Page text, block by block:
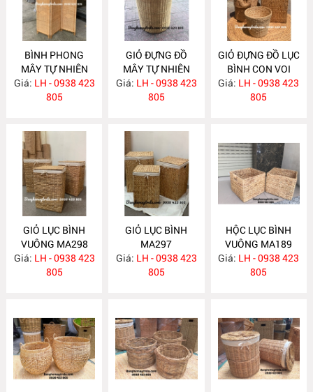
BÌNH PHONG
MÂY TỰ NHIÊN
ĐAN KÍN MA394
Giá: LH - 0938 423
805
GIỎ ĐỰNG ĐỒ
MÂY TỰ NHIÊN
MA393
Giá: LH - 0938 423
805
GIỎ ĐỰNG ĐỒ LỤC
BÌNH CON VOI
MA389
Giá: LH - 0938 423
805
GIỎ LỤC BÌNH
VUÔNG MA298
Giá: LH - 0938 423
805
GIỎ LỤC BÌNH
MA297
Giá: LH - 0938 423
805
HỘC LỤC BÌNH
VUÔNG MA189
Giá: LH - 0938 423
805